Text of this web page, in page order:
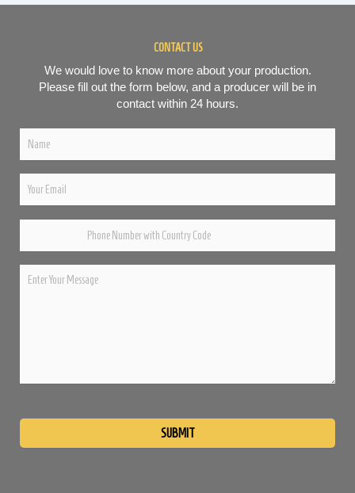
CONTACT US
We would love to know more about your production.
Please fill out the form below, and a producer will be in
contact within 24 hours.